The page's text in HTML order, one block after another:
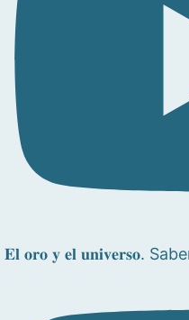
𝐄𝐥 𝐨𝐫𝐨 𝐲 𝐞𝐥 𝐮𝐧𝐢𝐯𝐞𝐫𝐬𝐨.